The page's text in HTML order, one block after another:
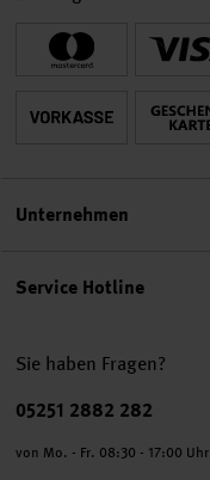
Service Hotline
Sie haben Fragen?
Telefonnummer
05251 2882 282
von Mo. - Fr. 08:30 - 17:00 Uhr
Unternehmen